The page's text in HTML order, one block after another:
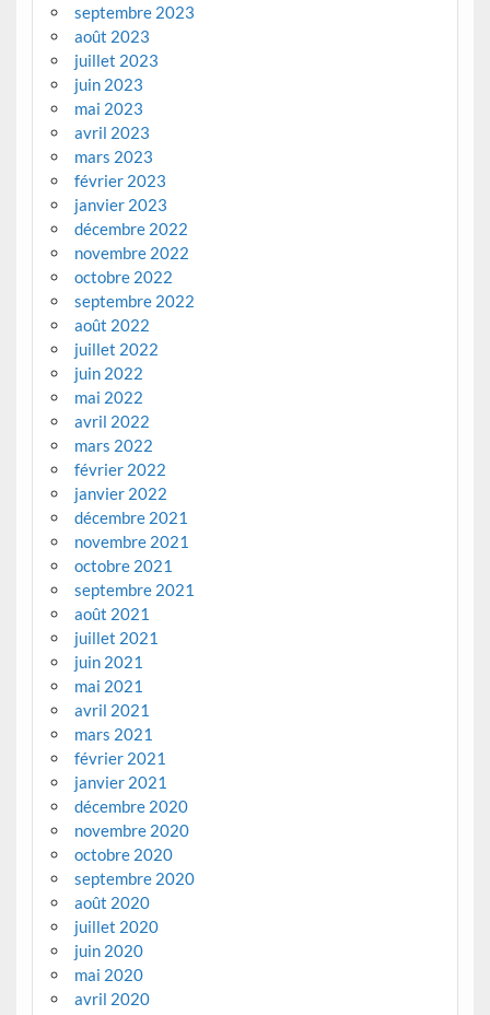
septembre 2023
août 2023
juillet 2023
juin 2023
mai 2023
avril 2023
mars 2023
février 2023
janvier 2023
décembre 2022
novembre 2022
octobre 2022
septembre 2022
août 2022
juillet 2022
juin 2022
mai 2022
avril 2022
mars 2022
février 2022
janvier 2022
décembre 2021
novembre 2021
octobre 2021
septembre 2021
août 2021
juillet 2021
juin 2021
mai 2021
avril 2021
mars 2021
février 2021
janvier 2021
décembre 2020
novembre 2020
octobre 2020
septembre 2020
août 2020
juillet 2020
juin 2020
mai 2020
avril 2020